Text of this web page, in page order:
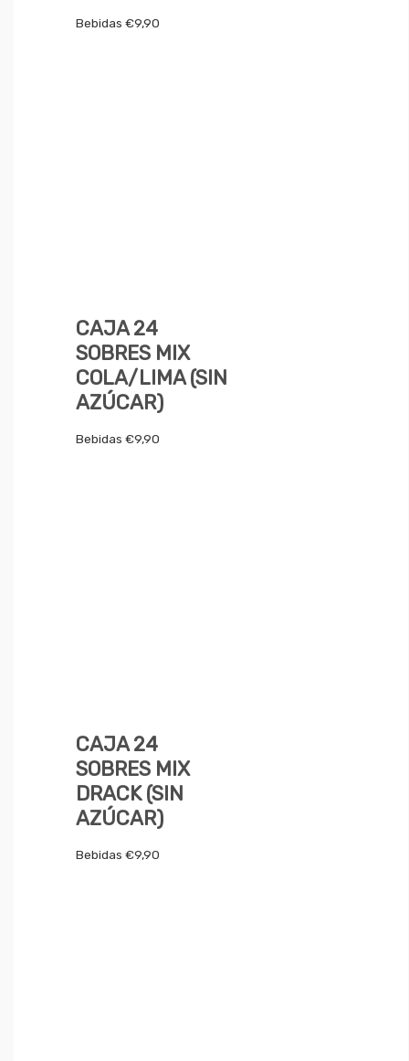
Bebidas €9,90
CAJA 24
SOBRES MIX
COLA/LIMA (SIN
AZÚCAR)
Bebidas €9,90
CAJA 24
SOBRES MIX
DRACK (SIN
AZÚCAR)
Bebidas €9,90